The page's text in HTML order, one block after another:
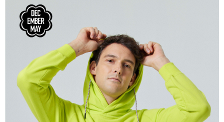
全家取貨付款
每筆NT$60
付款後全家取貨
每筆NT$60
7-11取貨付款
每筆NT$60
付款後7-11取貨